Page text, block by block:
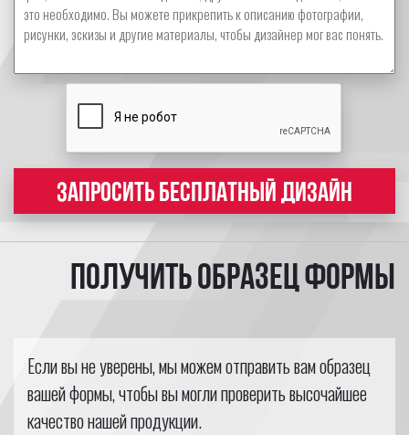
ЗАПРОСИТЬ БЕСПЛАТНЫЙ ДИЗАЙН
Получить образец формы
Если вы не уверены, мы можем отправить вам образец
вашей формы, чтобы вы могли проверить высочайшее
качество нашей продукции.